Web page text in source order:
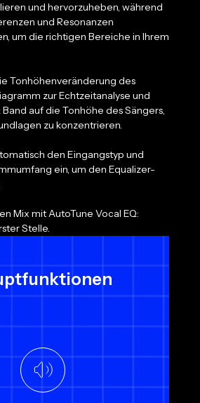
und hervorzuheben, während
und Resonanzen
um die richtigen Bereiche in Ihrem
Tonhöhenveränderung des
zur Echtzeitanalyse und
auf die Tonhöhe des Sängers,
zu konzentrieren.
den Eingangstyp und
ein, um den Equalizer-
Mix mit AutoTune Vocal EQ:
Stelle.